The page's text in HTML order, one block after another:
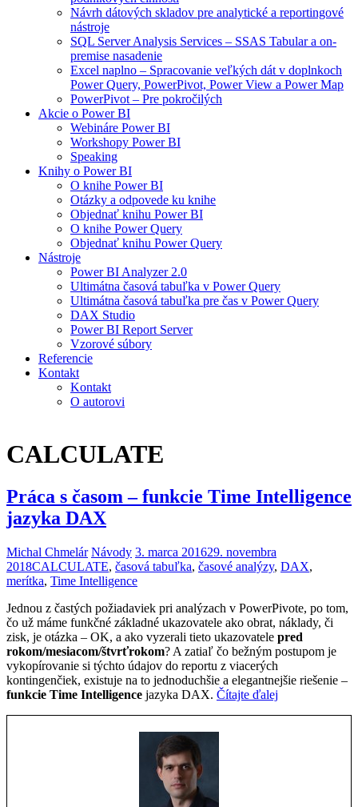
Návrh dátových skladov pre analytické a reportingové
nástroje
SQL Server Analysis Services – SSAS Tabular a on-
premise nasadenie
Excel naplno – Spracovanie veľkých dát v doplnkoch
Power Query, PowerPivot, Power View a Power Map
PowerPivot – Pre pokročilých
Akcie o Power BI
Webináre Power BI
Workshopy Power BI
Speaking
Knihy o Power BI
O knihe Power BI
Otázky a odpovede ku knihe
Objednať knihu Power BI
O knihe Power Query
Objednať knihu Power Query
Nástroje
Power BI Analyzer 2.0
Ultimátna časová tabuľka v Power Query
Ultimátna časová tabuľka pre čas v Power Query
DAX Studio
Power BI Report Server
Vzorové súbory
Referencie
Kontakt
Kontakt
O autorovi
CALCULATE
Práca s časom – funkcie Time Intelligence
jazyka DAX
Michal Chmelár Návody 3. marca 201629. novembra
2018CALCULATE, časová tabuľka, časové analýzy, DAX,
merítka, Time Intelligence
Jednou z častých požiadaviek pri analýzach v PowerPivote, po tom,
čo už máme funkčné základné ukazovatele ako obrat, náklady, či
zisk, je otázka – OK, a ako vyzerali tieto ukazovatele pred
rokom/mesiacom/štvrťrokom? A zatiaľ čo bežným postupom je
vykopírovanie si týchto údajov do reportu z viacerých
kontingenčiek, existuje na to jednoduchšie a elegantnejšie riešenie –
funkcie Time Intelligence jazyka DAX. Čítajte ďalej